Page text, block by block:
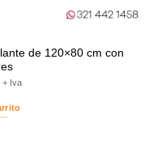
de 120×80 cm con
+ Iva